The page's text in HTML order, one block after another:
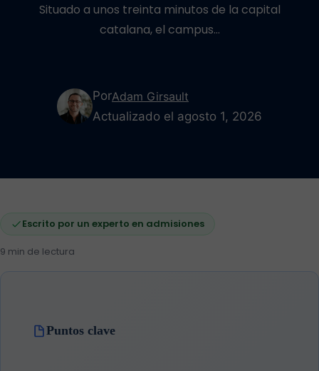
Situado a unos treinta minutos de la capital
catalana, el campus…
PorAdam Girsault
Actualizado el agosto 1, 2026
Escrito por un experto en admisiones
9 min de lectura
Puntos clave